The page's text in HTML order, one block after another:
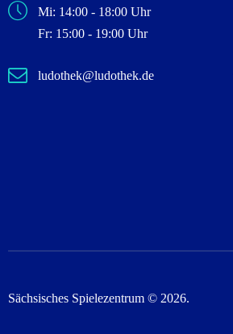
Mi: 14:00 - 18:00 Uhr
Fr: 15:00 - 19:00 Uhr
ludothek@ludothek.de
Sächsisches Spielezentrum © 2026.